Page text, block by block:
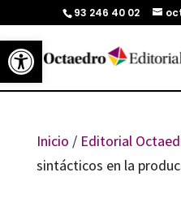
Abrir barra de herramientas
93 246 40 02
Inicio / Editorial
sintácticos en la